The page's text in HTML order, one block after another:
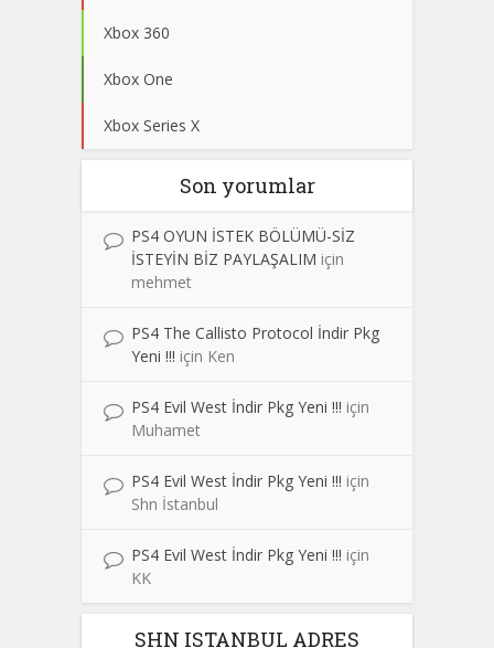
Xbox 360
Xbox One
Xbox Series X
Son yorumlar
PS4 OYUN İSTEK BÖLÜMÜ-SİZ
İSTEYİN BİZ PAYLAŞALIM için
mehmet
PS4 The Callisto Protocol İndir Pkg
Yeni !!! için Ken
PS4 Evil West İndir Pkg Yeni !!! için
Muhamet
PS4 Evil West İndir Pkg Yeni !!! için
Shn İstanbul
PS4 Evil West İndir Pkg Yeni !!! için
KK
SHN ISTANBUL ADRES